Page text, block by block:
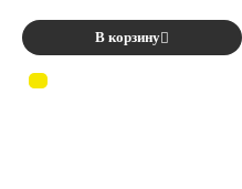
В корзину